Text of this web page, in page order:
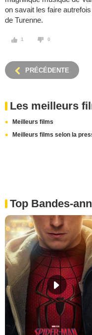
on savait les faire
de Turenne.
1 0
PRÉCÉDENTE
Les meilleurs
Meilleurs films
Meilleurs films selon la
Top Bandes-